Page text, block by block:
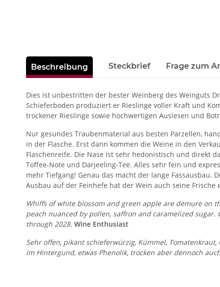
weitere Registerkarten anzeigen
Beschreibung Steckbrief Frage zum
Dies ist unbestritten der bester Weinberg des Weinguts
Schieferboden produziert er Rieslinge voller Kraft und
trockener Rieslinge sowie hochwertigen Auslesen und
Nur gesundes Traubenmaterial aus besten Parzellen,
in der Flasche. Erst dann kommen die Weine in den
Flaschenreife. Die Nase ist sehr hedonistisch und direkt
Toffee-Note und Darjeeling-Tee. Alles sehr fein und
mehr Tiefgang! Genau das macht der lange
Ausbau auf der Feinhefe hat der Wein auch seine Frische
Whiffs of white blossom and green apple are demure on
peach nuanced by pollen, saffron and caramelized
through 2028. Wine Enthusiast
Sehr offen, pikant schieferwürzig, Kümmel,
im Hintergund, etwas Phenolik, trocken aber dennoch